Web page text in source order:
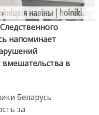
напоминает
вмешательства в
Беларусь
за